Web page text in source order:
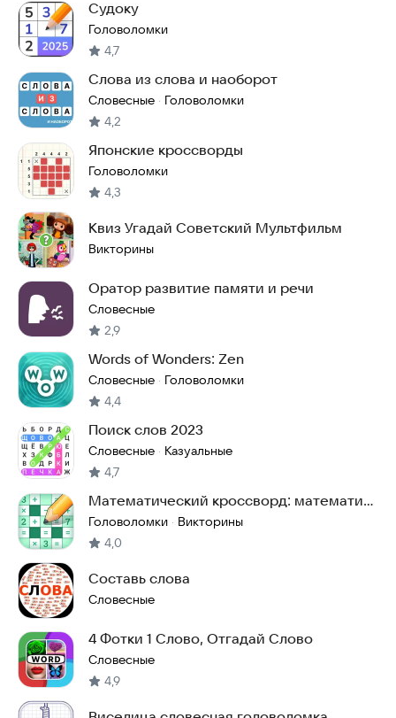
Судоку
Головоломки
4,7
Слова из слова и наоборот
Словесные · Головоломки
4,2
Японские кроссворды
Головоломки
4,3
Квиз Угадай Советский Мультфильм
Викторины
Оратор развитие памяти и речи
Словесные
2,9
Words of Wonders: Zen
Словесные · Головоломки
4,4
Поиск слов 2023
Словесные · Казуальные
4,7
Математический кроссворд: математика
– головоломка
Головоломки · Викторины
4,0
Составь слова
Словесные
4 Фотки 1 Слово, Отгадай Слово
Словесные
4,9